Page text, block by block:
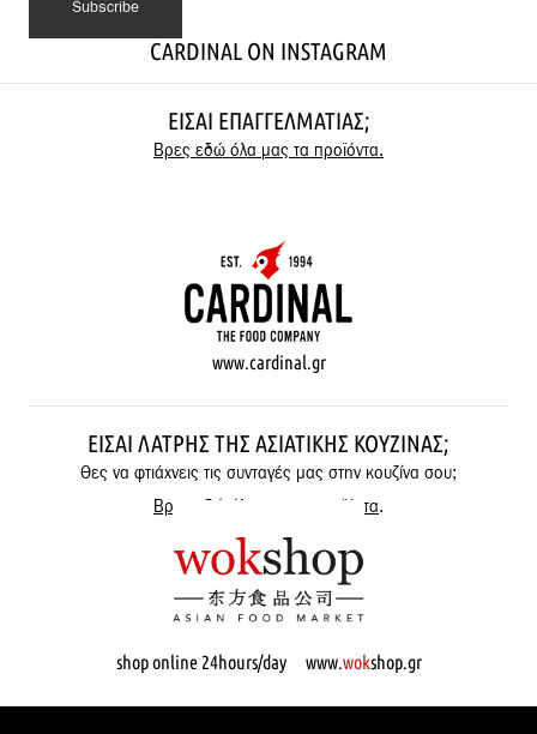
CARDINAL ON INSTAGRAM
ΕΊΣΑΙ ΕΠΑΓΓΕΛΜΑΤΊΑΣ;
Βρες εδώ όλα μας τα προϊόντα.
www.cardinal.gr
ΕΊΣΑΙ ΛΆΤΡΗΣ ΤΗΣ ΑΣΙΑΤΙΚΉΣ ΚΟΥΖΊΝΑΣ;
Θες να φτιάχνεις τις συνταγές μας στην κουζίνα σου;
Βρες εδώ όλα μας τα προϊόντα.
shop online 24hours/day www.wokshop.gr